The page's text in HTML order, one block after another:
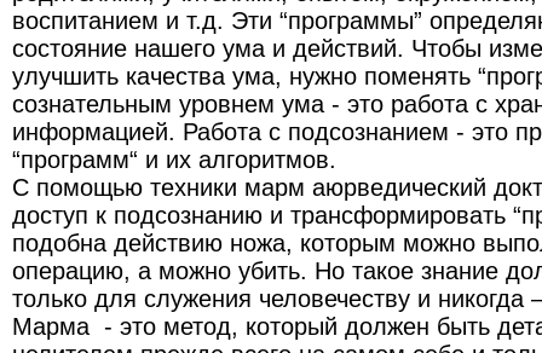
воспитанием и т.д. Эти “программы”
состояние нашего ума и действий. Чтобы
улучшить качества ума, нужно поменять
сознательным уровнем ума - это работа с
информацией. Работа с подсознанием - это
“программ“ и их алгоритмов.
С помощью техники марм аюрведический
доступ к подсознанию и трансформировать
подобна действию ножа, которым можно
операцию, а можно убить. Но такое знание
только для служения человечеству и
Марма - это метод, который должен быть